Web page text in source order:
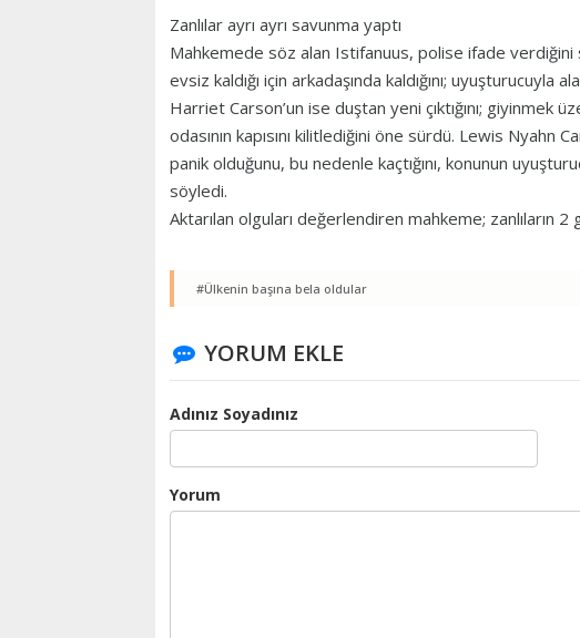
Zanlılar ayrı ayrı savunma yaptı
Mahkemede söz alan Istifanuus, polise ifade verdiğini
evsiz kaldığı için arkadaşında kaldığını; uyuşturucuyla
Harriet Carson’un ise duştan yeni çıktığını; giyinmek
odasının kapısını kilitlediğini öne sürdü. Lewis Nyahn
panik olduğunu, bu nedenle kaçtığını, konunun
söyledi.
Aktarılan olguları değerlendiren mahkeme; zanlıların
#Ülkenin başına bela oldular
YORUM EKLE
Adınız Soyadınız
Yorum